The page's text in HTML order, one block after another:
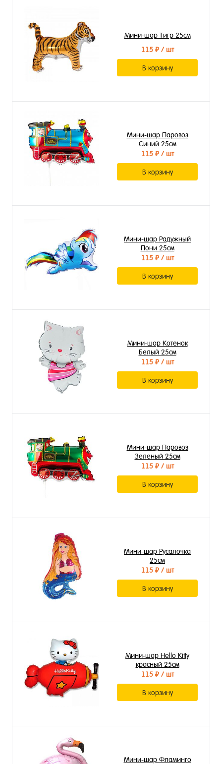
Мини-шар Тигр 25см
115 ₽/ шт
В корзину
Мини-шар Паровоз
Синий 25см
115 ₽/ шт
В корзину
Мини-шар Радужный
Пони 25см
115 ₽/ шт
В корзину
Мини-шар Котенок
Белый 25см
115 ₽/ шт
В корзину
Мини-шар Паровоз
Зеленый 25см
115 ₽/ шт
В корзину
Мини-шар Русалочка
25см
115 ₽/ шт
В корзину
Мини-шар Hello Kitty
красный 25см
115 ₽/ шт
В корзину
Мини-шар Фламинго